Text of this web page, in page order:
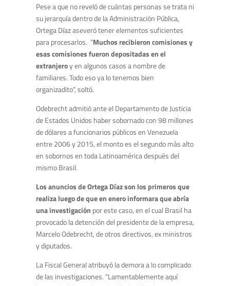
Pese a que no reveló de cuántas personas se trata ni
su jerarquía dentro de la Administración Pública,
Ortega Díaz aseveró tener elementos suficientes
para procesarlos. “Muchos recibieron comisiones y
esas comisiones fueron depositadas en el
extranjeroy en algunos casos a nombre de
familiares. Todo eso ya lo tenemos bien
organizadito”, soltó.
Odebrecht admitió ante el Departamento de Justicia
de Estados Unidos haber sobornado con 98 millones
de dólares a funcionarios públicos en Venezuela
entre 2006 y 2015, el monto es el segundo más alto
en sobornos en toda Latinoamérica después del
mismo Brasil.
Los anuncios de Ortega Díaz son los primeros que
realiza luego de que en enero informara que abría
una investigación por este caso, en el cual Brasil ha
provocado la detención del presidente de la empresa,
Marcelo Odebrecht, de otros directivos, ex ministros
y diputados.
La Fiscal General atribuyó la demora a lo complicado
de las investigaciones. “Lamentablemente aquí